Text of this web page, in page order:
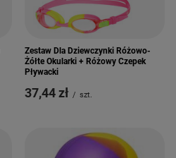
Zestaw Dla Dziewczynki Różowo-
Żółte Okularki + Różowy Czepek
Pływacki
37,44 zł / szt.